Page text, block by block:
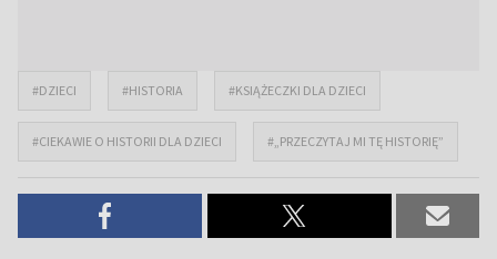
#DZIECI #HISTORIA #KSIĄŻECZKI DLA DZIECI
#CIEKAWIE O HISTORII DLA DZIECI #„PRZECZYTAJ MI TĘ HISTORIĘ”